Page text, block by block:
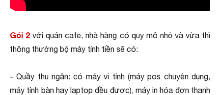
Gói 2 với quán cafe, nhà hàng có quy mô nhỏ và vừa thì
thông thường bộ máy tính tiền sẽ có:
- Quầy thu ngân: có máy vi tính (máy pos chuyên dụng,
máy tính bàn hay laptop đều được), máy in hóa đơn thanh